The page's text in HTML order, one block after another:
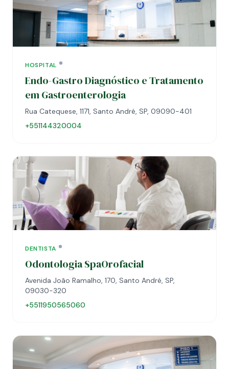
HOSPITAL
Endo-Gastro Diagnóstico e Tratamento
em Gastroenterologia
Rua Catequese, 1171, Santo André, SP, 09090-401
+551144320004
DENTISTA
Odontologia SpaOrofacial
Avenida João Ramalho, 170, Santo André, SP,
09030-320
+5511950565060